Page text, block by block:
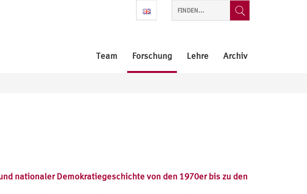
Team Forschung Lehre Archiv
nationaler Demokratiegeschichte von den 1970er bis zu den